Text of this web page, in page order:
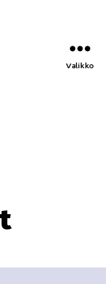
Valikko